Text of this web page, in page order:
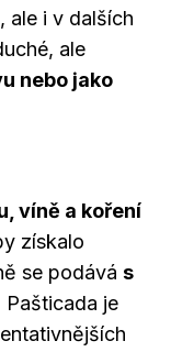
ale i v dalších
ale
nebo jako
víně a koření
získalo
se podává s
Pašticada je